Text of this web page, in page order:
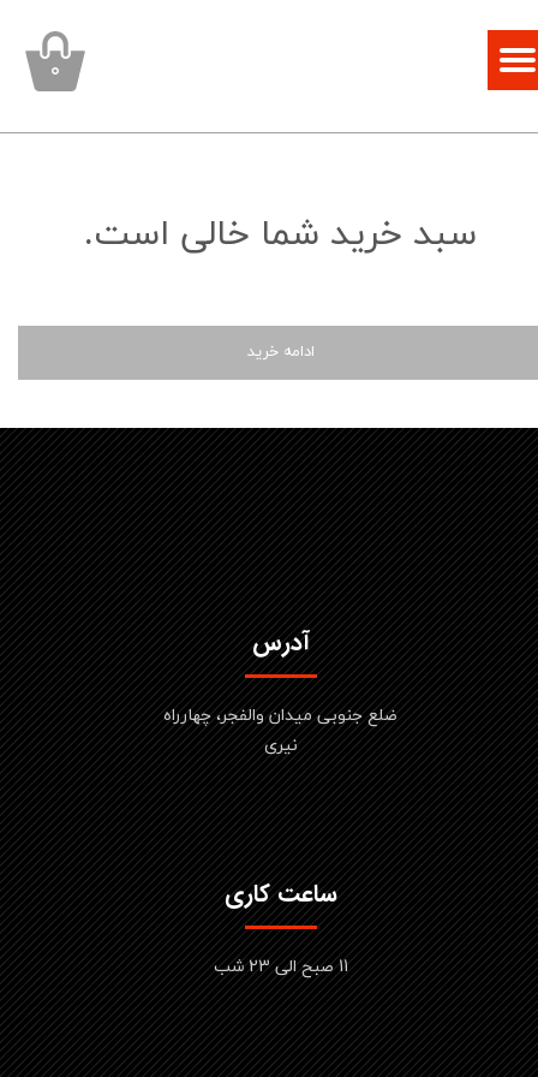
۰
سبد خرید شما خالی است.
ادامه خرید
آدرس
ضلع جنوبی میدان والفجر، چهارراه
نیری
ساعت کاری
11 صبح الی 23 شب